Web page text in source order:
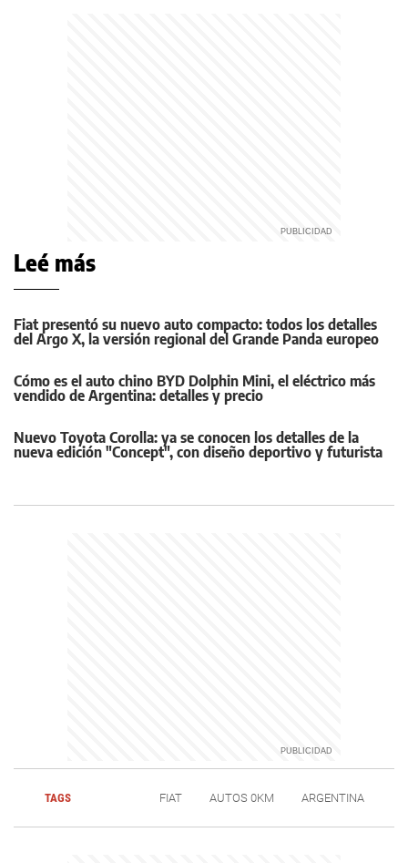
Leé más
Fiat presentó su nuevo auto compacto: todos los detalles
del Argo X, la versión regional del Grande Panda europeo
Cómo es el auto chino BYD Dolphin Mini, el eléctrico más
vendido de Argentina: detalles y precio
Nuevo Toyota Corolla: ya se conocen los detalles de la
nueva edición "Concept", con diseño deportivo y futurista
TAGS FIAT AUTOS 0KM ARGENTINA